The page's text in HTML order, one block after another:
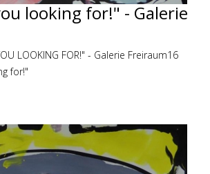
looking for!" - Galerie
LOOKING FOR!" - Galerie Freiraum16
for!"